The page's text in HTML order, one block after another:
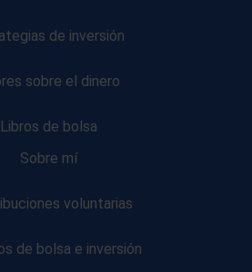
de inversión
sobre el dinero
Libros de bolsa
Sobre mí
voluntarias
de bolsa e inversión